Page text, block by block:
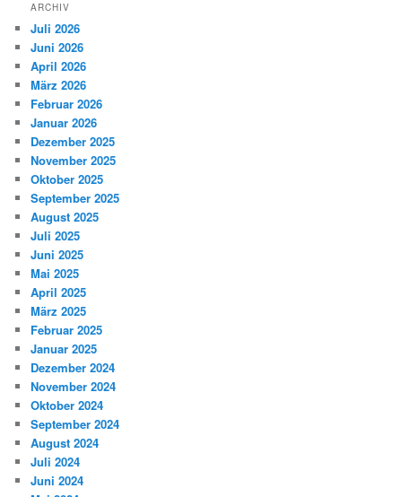
ARCHIV
Juli 2026
Juni 2026
April 2026
März 2026
Februar 2026
Januar 2026
Dezember 2025
November 2025
Oktober 2025
September 2025
August 2025
Juli 2025
Juni 2025
Mai 2025
April 2025
März 2025
Februar 2025
Januar 2025
Dezember 2024
November 2024
Oktober 2024
September 2024
August 2024
Juli 2024
Juni 2024